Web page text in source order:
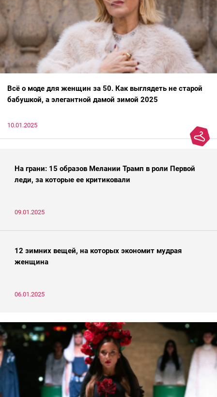
Всё о моде для женщин за 50. Как выглядеть не старой
бабушкой, а элегантной дамой зимой 2025
10.01.2025
На грани: 15 образов Мелании Трамп в роли Первой
леди, за которые ее критиковали
09.01.2025
12 зимних вещей, на которых экономит мудрая
женщина
06.01.2025